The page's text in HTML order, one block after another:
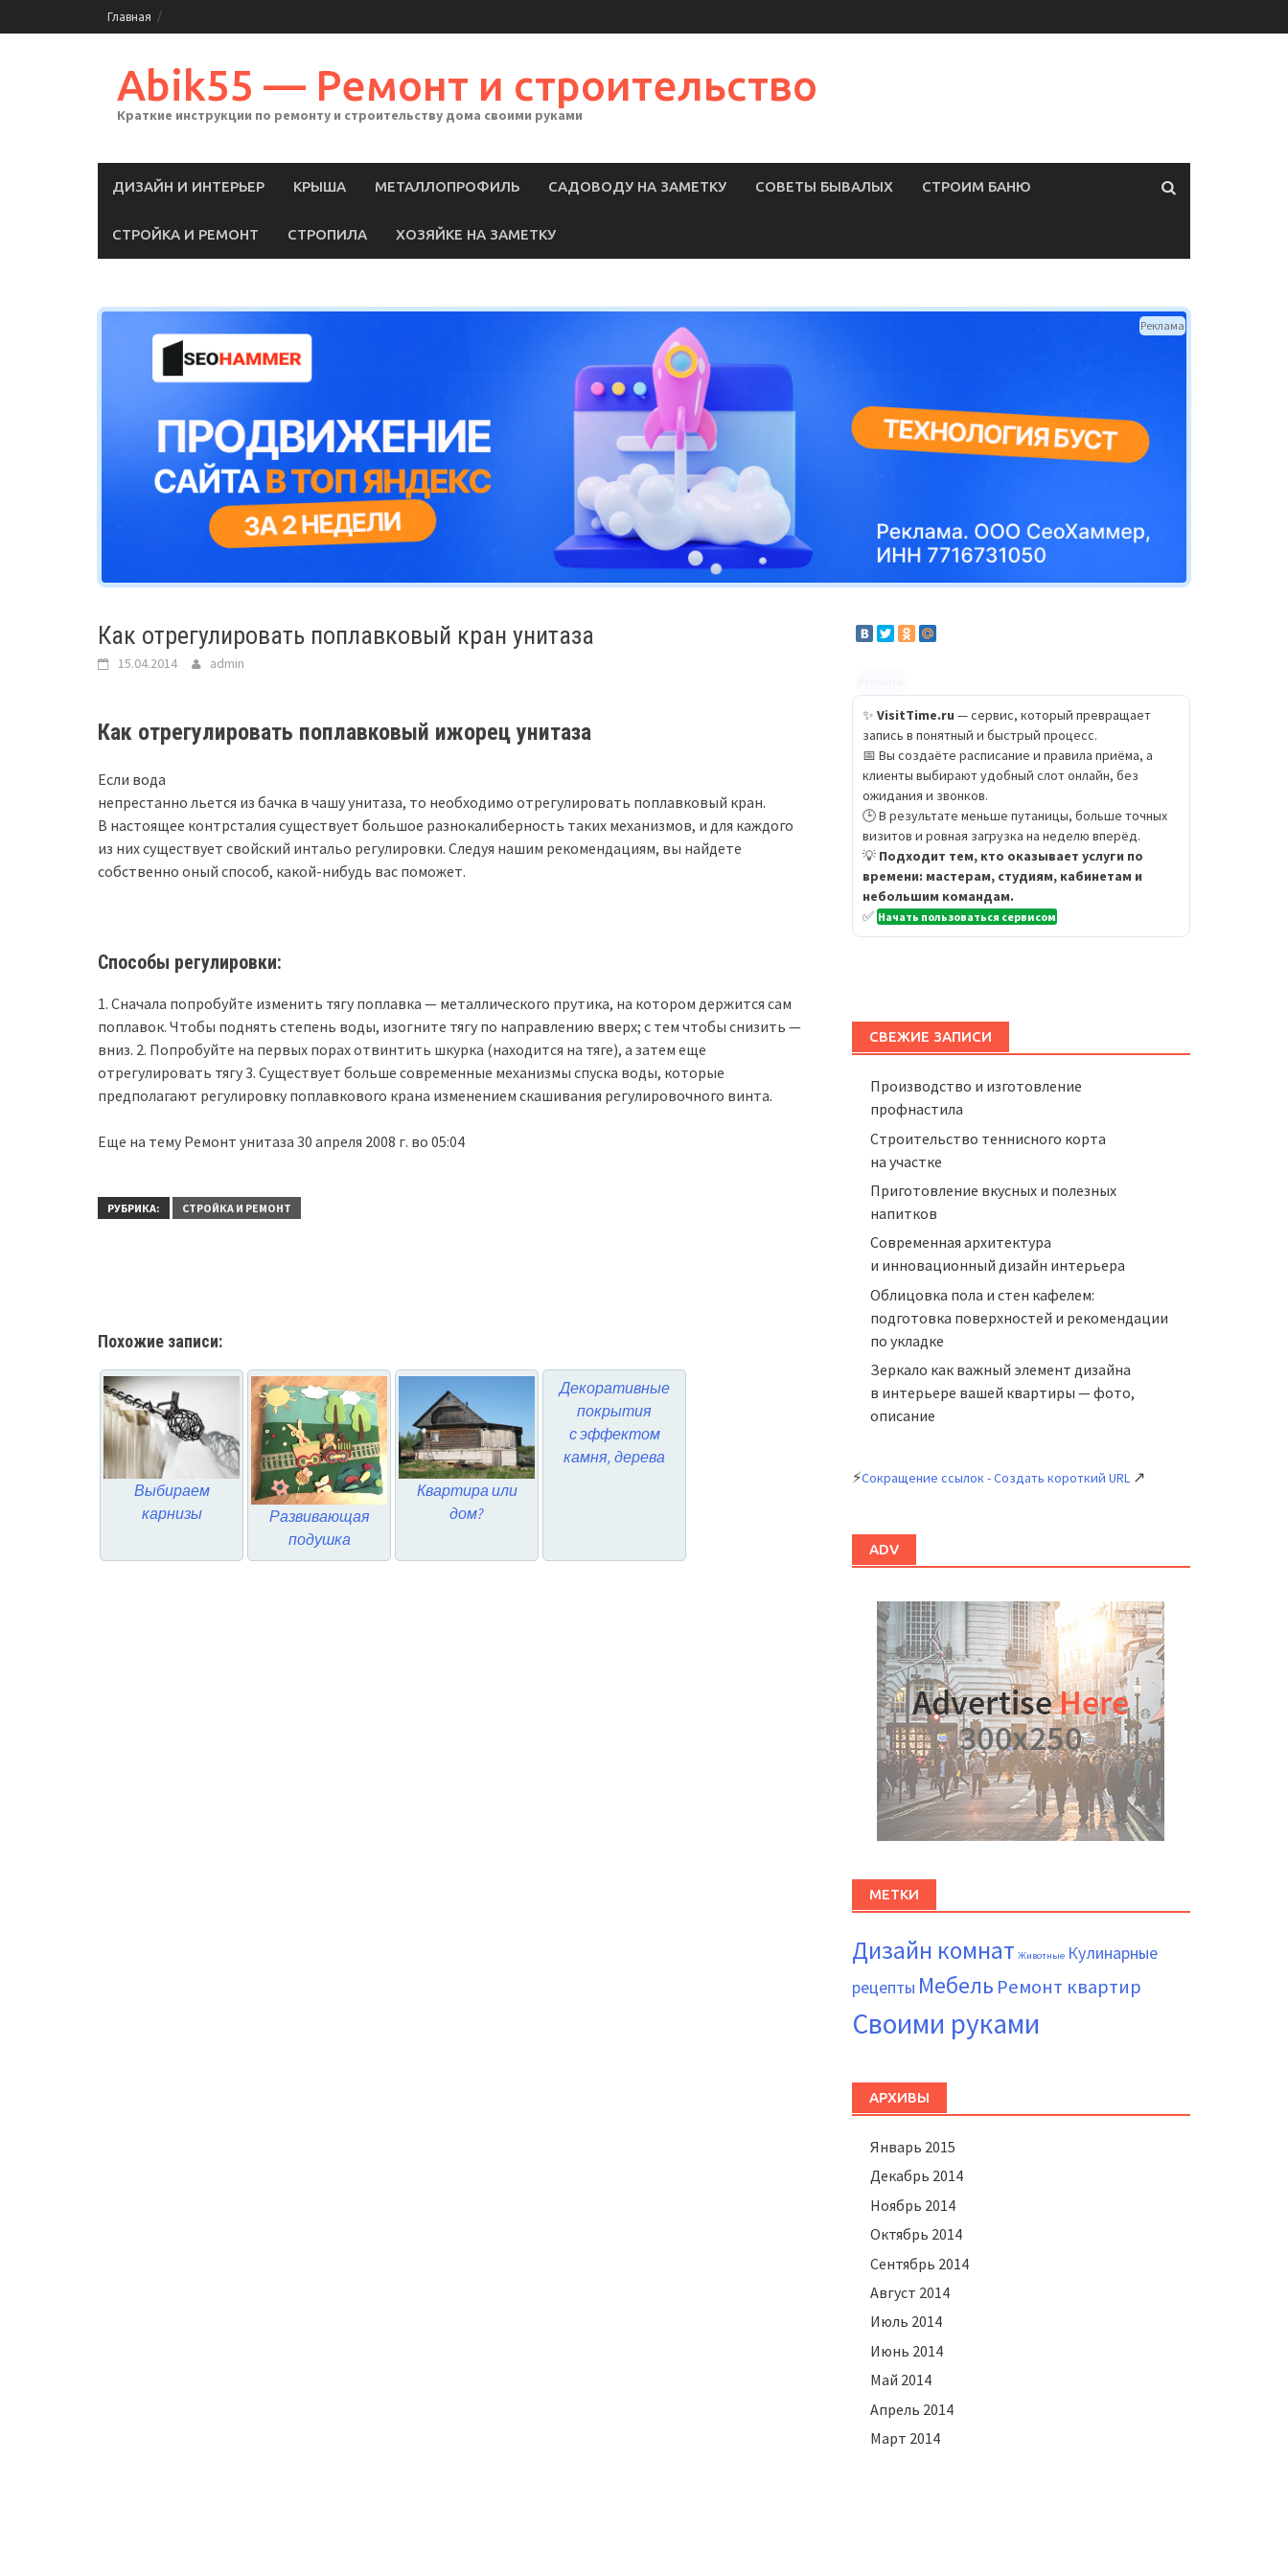
to
Главная
Abik55 — Ремонт и строительство
Краткие инструкции по ремонту и строительству дома своими руками
ДИЗАЙН И ИНТЕРЬЕР КРЫША МЕТАЛЛОПРОФИЛЬ САДОВОДУ НА ЗАМЕТКУ СОВЕТЫ БЫВАЛЫХ СТРОИМ БАНЮ
СТРОЙКА И РЕМОНТ СТРОПИЛА ХОЗЯЙКЕ НА ЗАМЕТКУ
Реклама
Как отрегулировать поплавковый кран унитаза
15.04.2014 admin
Как отрегулировать поплавковый ижорец унитаза
Если вода
непрестанно льется из бачка в чашу унитаза, то необходимо отрегулировать поплавковый кран.
В настоящее контрсталия существует большое разнокалиберность таких механизмов, и для каждого
из них существует свойский интальо регулировки. Следуя нашим рекомендациям, вы найдете
собственно оный способ, какой-нибудь вас поможет.
Способы регулировки:
1. Сначала попробуйте изменить тягу поплавка — металлического прутика, на котором держится сам
поплавок. Чтобы поднять степень воды, изогните тягу по направлению вверх; с тем чтобы снизить —
вниз. 2. Попробуйте на первых порах отвинтить шкурка (находится на тяге), а затем еще
отрегулировать тягу 3. Существует больше современные механизмы спуска воды, которые
предполагают регулировку поплавкового крана изменением скашивания регулировочного винта.
Еще на тему Ремонт унитаза 30 апреля 2008 г. во 05:04
РУБРИКА: СТРОЙКА И РЕМОНТ
Похожие записи:
Выбираем
карнизы
Развивающая
подушка
Квартира или
дом?
Декоративные
покрытия
с эффектом
камня, дерева
✨ VisitTime.ru — сервис, который превращает
запись в понятный и быстрый процесс.
📅 Вы создаёте расписание и правила приёма, а
клиенты выбирают удобный слот онлайн, без
ожидания и звонков.
🕒 В результате меньше путаницы, больше точных
визитов и ровная загрузка на неделю вперёд.
💡 Подходит тем, кто оказывает услуги по
времени: мастерам, студиям, кабинетам и
небольшим командам.
✅ Начать пользоваться сервисом
СВЕЖИЕ ЗАПИСИ
Производство и изготовление
профнастила
Строительство теннисного корта
на участке
Приготовление вкусных и полезных
напитков
Cовременная архитектура
и инновационный дизайн интерьера
Облицовка пола и стен кафелем:
подготовка поверхностей и рекомендации
по укладке
Зеркало как важный элемент дизайна
в интерьере вашей квартиры — фото,
описание
⚡Сокращение ссылок - Создать короткий URL↗
ADV
МЕТКИ
Дизайн комнат Животные Кулинарные
рецепты Мебель Ремонт квартир
Своими руками
АРХИВЫ
Январь 2015
Декабрь 2014
Ноябрь 2014
Октябрь 2014
Сентябрь 2014
Август 2014
Июль 2014
Июнь 2014
Май 2014
Апрель 2014
Март 2014